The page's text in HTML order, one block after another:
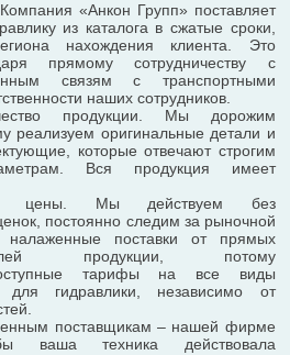
«Анкон Групп» поставляет
из каталога в сжатые сроки,
нахождения клиента. Это
прямому сотрудничеству с
связям с транспортными
наших сотрудников.
продукции. Мы дорожим
реализуем оригинальные детали и
которые отвечают строгим
Вся продукция имеет
цены. Мы действуем без
постоянно следим за рыночной
налаженные поставки от прямых
продукции, потому
тарифы на все виды
для гидравлики, независимо от
поставщикам – нашей фирме
ваша техника действовала